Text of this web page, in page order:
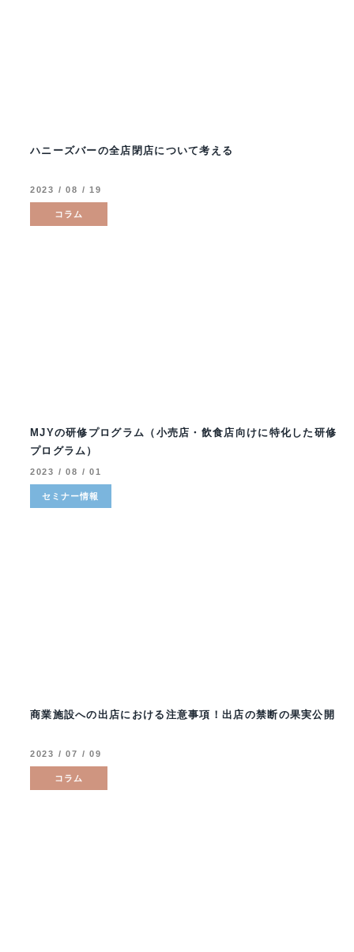
ハニーズバーの全店閉店について考える
2023 / 08 / 19
コラム
MJYの研修プログラム（小売店・飲食店向けに特化した研修
プログラム）
2023 / 08 / 01
セミナー情報
商業施設への出店における注意事項！出店の禁断の果実公開
2023 / 07 / 09
コラム